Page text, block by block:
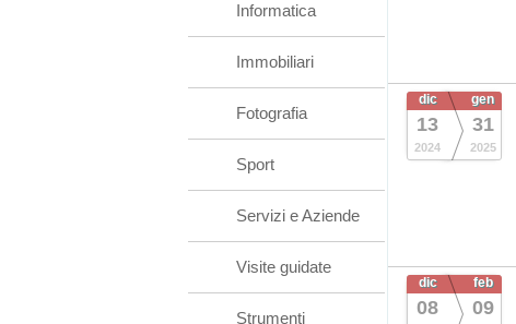
dic
13
2024
gen
31
2025
dic
08
feb
09
Informatica
Immobiliari
Fotografia
Sport
Servizi e Aziende
Visite guidate
Strumenti